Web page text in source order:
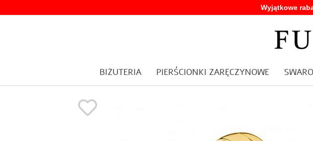
Wyjątkowe
BIŻUTERIA PIERŚCIONKI ZARĘCZYNOWE